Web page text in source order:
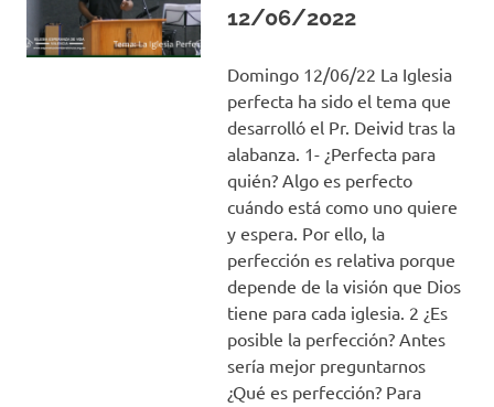
12/06/2022
Domingo 12/06/22 La Iglesia
perfecta ha sido el tema que
desarrolló el Pr. Deivid tras la
alabanza. 1- ¿Perfecta para
quién? Algo es perfecto
cuándo está como uno quiere
y espera. Por ello, la
perfección es relativa porque
depende de la visión que Dios
tiene para cada iglesia. 2 ¿Es
posible la perfección? Antes
sería mejor preguntarnos
¿Qué es perfección? Para